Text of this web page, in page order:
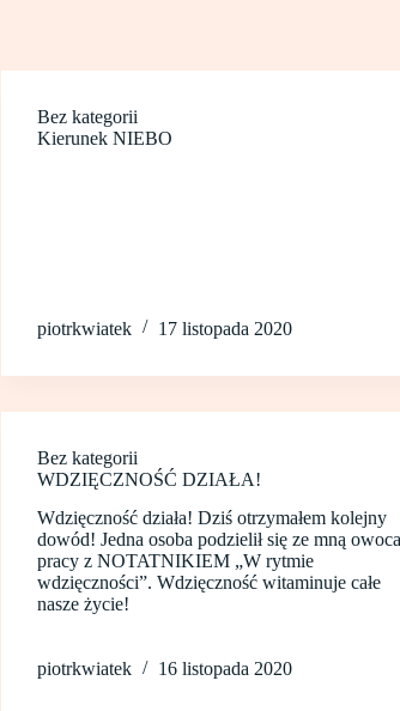
Bez kategorii
Kierunek NIEBO
piotrkwiatek 17 listopada 2020
Bez kategorii
WDZIĘCZNOŚĆ DZIAŁA!
Wdzięczność działa! Dziś otrzymałem kolejny
dowód! Jedna osoba podzielił się ze mną
pracy z NOTATNIKIEM „W rytmie
wdzięczności”. Wdzięczność witaminuje całe
nasze życie!
piotrkwiatek 16 listopada 2020